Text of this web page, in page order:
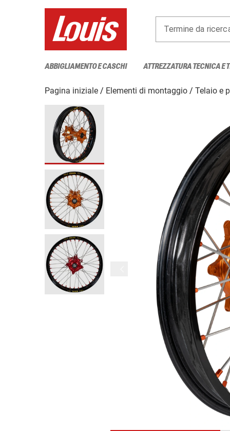
Termine da
ABBIGLIAMENTO E CASCHI ATTREZZATURA TECNICA E
Pagina iniziale Elementi di montaggio Telaio e